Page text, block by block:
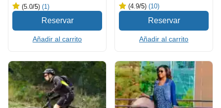
(5.0/5) (1)
Añadir al carrito
(4.9/5) (10)
Añadir al carrito